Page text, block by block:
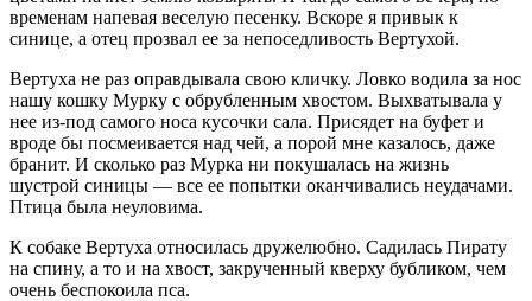
временам напевая веселую песенку. Вскоре я привык к
синице, а отец прозвал ее за непоседливость Вертухой.
Вертуха не раз оправдывала свою кличку. Ловко водила за нос
нашу кошку Мурку с обрубленным хвостом. Выхватывала у
нее из-под самого носа кусочки сала. Присядет на буфет и
вроде бы посмеивается над чей, а порой мне казалось, даже
бранит. И сколько раз Мурка ни покушалась на жизнь
шустрой синицы — все ее попытки оканчивались неудачами.
Птица была неуловима.
К собаке Вертуха относилась дружелюбно. Садилась Пирату
на спину, а то и на хвост, закрученный кверху бубликом, чем
очень беспокоила пса.